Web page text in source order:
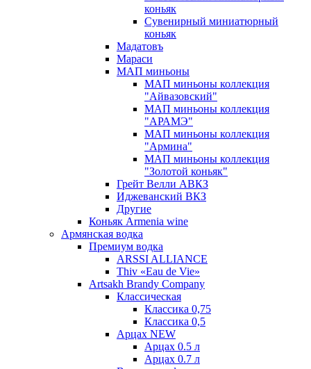
коньяк
Сувенирный миниатюрный
коньяк
Мадатовъ
Мараси
МАП миньоны
МАП миньоны коллекция
"Айвазовский"
МАП миньоны коллекция
"АРАМЭ"
МАП миньоны коллекция
"Армина"
МАП миньоны коллекция
"Золотой коньяк"
Грейт Велли АВКЗ
Иджеванский ВКЗ
Другие
Коньяк Armenia wine
Армянская водка
Премиум водка
ARSSI ALLIANCE
Thiv «Eau de Vie»
Artsakh Brandy Company
Классическая
Классика 0,75
Классика 0,5
Арцах NEW
Арцах 0.5 л
Арцах 0.7 л